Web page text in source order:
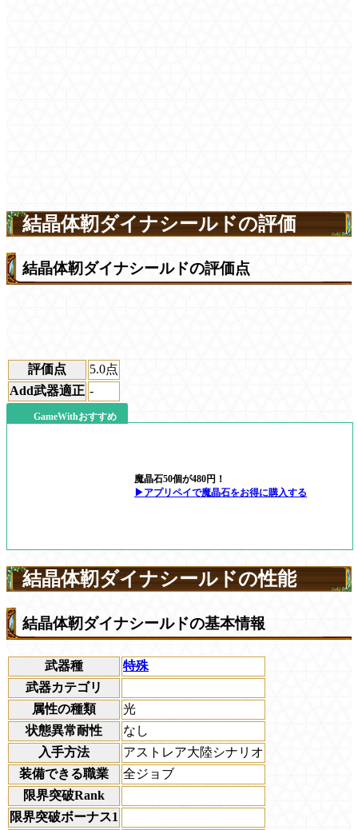
結晶体靭ダイナシールドの評価
結晶体靭ダイナシールドの評価点
評価点 5.0点
Add武器適正 -
GameWithおすすめ
魔晶石50個が480円！
▶アプリペイで魔晶石をお得に購入する
結晶体靭ダイナシールドの性能
結晶体靭ダイナシールドの基本情報
武器種
特殊
武器カテゴリ
属性の種類
光
状態異常耐性
なし
入手方法
アストレア大陸シナリオ
装備できる職業
全ジョブ
限界突破Rank
限界突破ボーナス1